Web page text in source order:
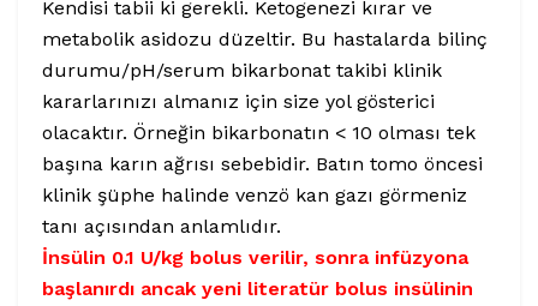
Kendisi tabii ki gerekli. Ketogenezi kırar ve
metabolik asidozu düzeltir. Bu hastalarda bilinç
durumu/pH/serum bikarbonat takibi klinik
kararlarınızı almanız için size yol gösterici
olacaktır. Örneğin bikarbonatın < 10 olması tek
başına karın ağrısı sebebidir. Batın tomo öncesi
klinik şüphe halinde venzö kan gazı görmeniz
tanı açısından anlamlıdır.
İnsülin 0.1 U/kg bolus verilir, sonra infüzyona
başlanırdı ancak yeni literatür bolus insülinin